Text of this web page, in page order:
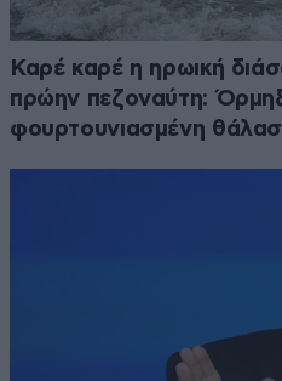
Καρέ καρέ η ηρωική
πρώην πεζοναύτη:
φουρτουνιασμένη